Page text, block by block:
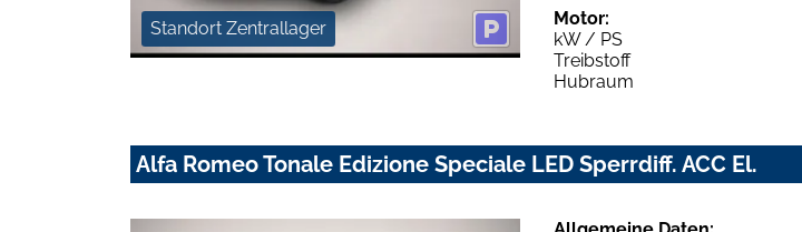
Standort Zentrallager
Motor:
kW / PS
Treibstoff
Hubraum
Alfa Romeo Tonale Edizione Speciale LED Sperrdiff. ACC El.